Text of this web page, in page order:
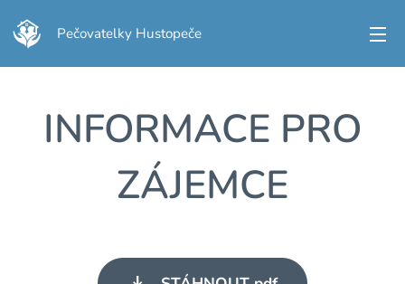
Pečovatelky Hustopeče
INFORMACE PRO
ZÁJEMCE